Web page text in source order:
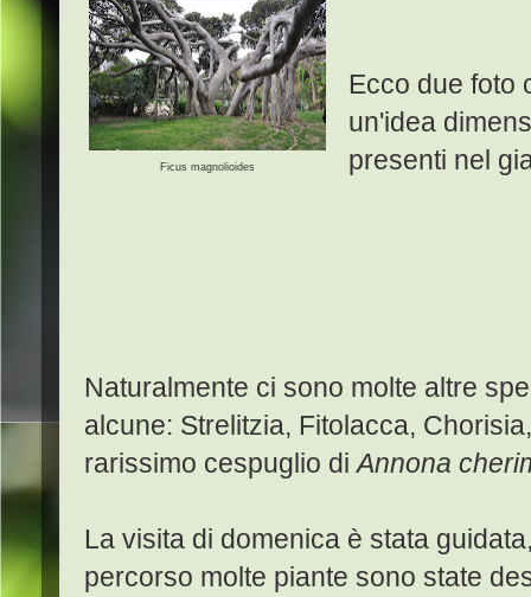
Ficus magnolioides
Ecco due foto
un'idea
presenti nel
Naturalmente ci sono molte altre
alcune: Strelitzia, Fitolacca,
rarissimo cespuglio diAnnona
La visita di domenica è stata
percorso molte piante sono state